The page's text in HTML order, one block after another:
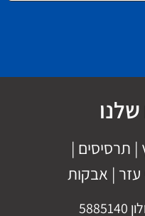
| תרסיסים |
עזר | אבקות